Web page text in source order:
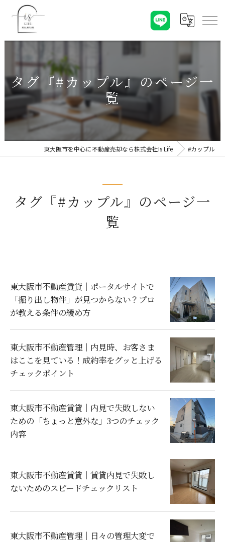
タグ『#カップル』のページ一
覧
東大阪市を中心に不動産売却なら株式会社Is Life #カップル
タグ『#カップル』のページ一
覧
東大阪市不動産賃貸｜ポータルサイトで
「掘り出し物件」が見つからない？プロ
が教える条件の緩め方
東大阪市不動産管理｜内見時、お客さま
はここを見ている！成約率をグッと上げる
チェックポイント
東大阪市不動産賃貸｜内見で失敗しない
ための「ちょっと意外な」3つのチェック
内容
東大阪市不動産賃貸｜賃貸内見で失敗し
ないためのスピードチェックリスト
東大阪市不動産管理｜日々の管理大変で